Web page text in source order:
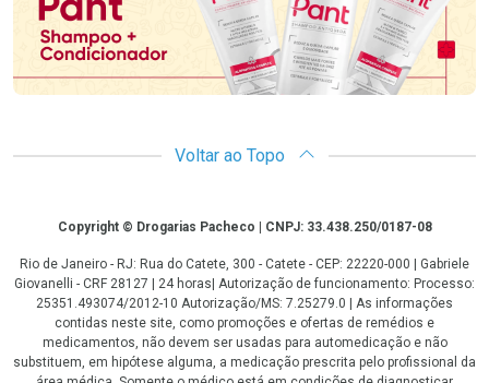
Voltar ao Topo
CopyrightCopyright © Drogarias Pacheco | CNPJ: 33.438.250/0187-08
Rio de Janeiro - RJ: Rua do Catete, 300 - Catete - CEP: 22220-000 | Gabriele
Giovanelli - CRF 28127 | 24 horas| Autorização de funcionamento: Processo:
25351.493074/2012-10 Autorização/MS: 7.25279.0 | As informações
contidas neste site, como promoções e ofertas de remédios e
medicamentos, não devem ser usadas para automedicação e não
substituem, em hipótese alguma, a medicação prescrita pelo profissional da